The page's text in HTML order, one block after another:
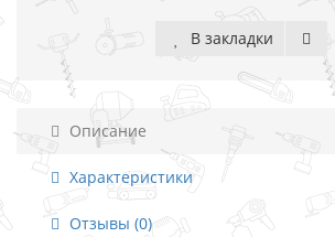
В закладки
Описание
Характеристики
Отзывы (0)